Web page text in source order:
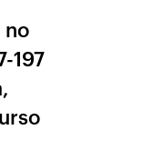
no
197